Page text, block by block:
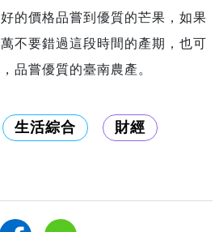
的價格品嘗到優質的芒果，如果
不要錯過這段時間的產期，也可
品嘗優質的臺南農產。
生活綜合 財經